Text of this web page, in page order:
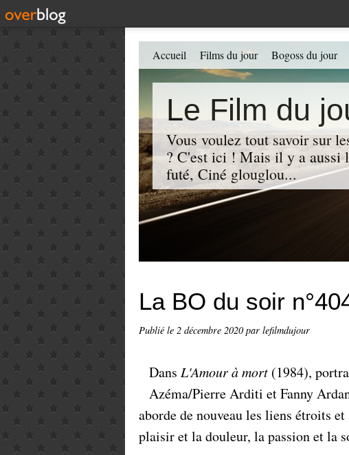
Le Film du
Vous voulez tout savoir sur
? C'est ici ! Mais il y a aussi
futé, Ciné glouglou...
Accueil Films du jour Bogoss du jour
La BO du soir
Publié le 2 décembre 2020par lefilmdujour
Dans L'Amour à mort (1984),
Azéma/Pierre Arditi et Fanny
aborde de nouveau les liens étroits
plaisir et la douleur, la passion et la